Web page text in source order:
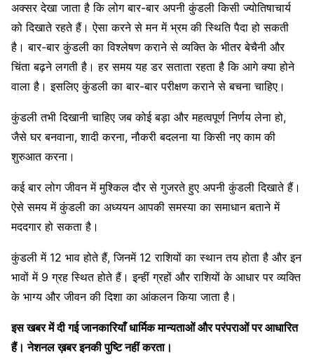
अक्सर देखा जाता है कि लोग बार-बार अपनी कुंडली किसी ज्योतिषाचार्य
को दिखाते रहते हैं। ऐसा करने से मन में भ्रम की स्थिति पैदा हो सकती
है। बार-बार कुंडली का विश्लेषण कराने से व्यक्ति के भीतर बेचैनी और
चिंता बढ़ने लगती है। हर समय यह डर सताता रहता है कि आगे क्या होने
वाला है। इसलिए कुंडली का बार-बार परीक्षण कराने से बचना चाहिए।
कुंडली तभी दिखानी चाहिए जब कोई बड़ा और महत्वपूर्ण निर्णय लेना हो,
जैसे घर बनवाना, शादी करना, नौकरी बदलना या किसी नए काम की
शुरुआत करना।
कई बार लोग जीवन में मुश्किल दौर से गुजरते हुए अपनी कुंडली दिखाते हैं।
ऐसे समय में कुंडली का अध्ययन आपकी समस्या का समाधान बताने में
मददगार हो सकता है।
कुंडली में 12 भाव होते हैं, जिनमें 12 राशियों का स्थान तय होता है और इन
भावों में 9 ग्रह स्थित होते हैं। इन्हीं ग्रहों और राशियों के आधार पर व्यक्ति
के भाग्य और जीवन की दिशा का आंकलन किया जाता है।
इस खबर में दी गई जानकारियाँ धार्मिक मान्यताओं और परंपराओं पर आधारित
हैं। नेशनल ख़बर इनकी पुष्टि नहीं करता।